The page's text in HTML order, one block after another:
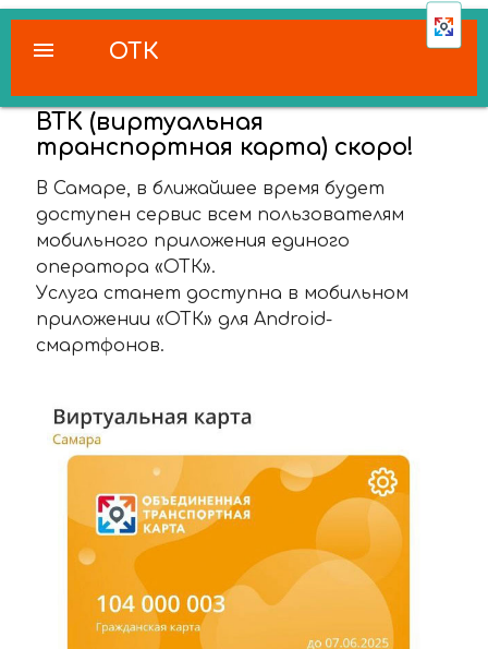
ОТК
menu
ВТК (виртуальная
транспортная карта) скоро!
В Самаре, в ближайшее время будет
доступен сервис всем пользователям
мобильного приложения единого
оператора «ОТК».
Услуга станет доступна в мобильном
приложении «ОТК» для Android-
смартфонов.